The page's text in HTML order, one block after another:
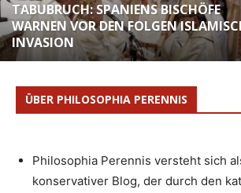
TABUBRUCH: SPANIENS BISCHÖFE
WARNEN VOR DEN FOLGEN
INVASION
ÜBER PHILOSOPHIA PERENNIS
Philosophia Perennis versteht sich
konservativer Blog, der durch den